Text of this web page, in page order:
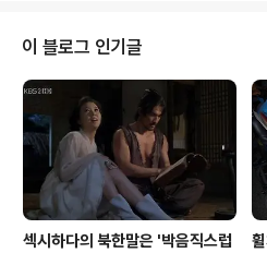
경이 쓰이지 않는 것인지도 몰랐다. 그런 것 같
웃으로 생각하고 있는 것 같기도 했다. 그래서
공간으로 들어..
이 블로그 인기글
섹시하다의 북한말은 '박음직스럽